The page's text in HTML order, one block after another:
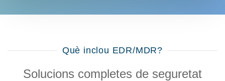
Què inclou EDR/MDR?
Solucions completes de seguretat